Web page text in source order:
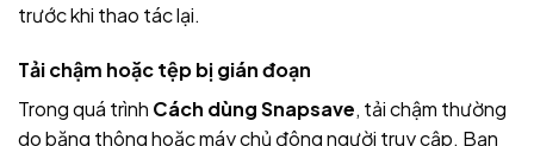
trước khi thao tác lại.
Tải chậm hoặc tệp bị gián đoạn
Trong quá trình Cách dùng Snapsave, tải chậm thường
do băng thông hoặc máy chủ đông người truy cập. Bạn